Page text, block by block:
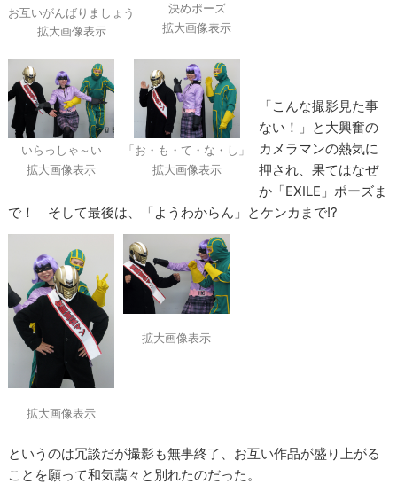
お互いがんばりましょう
拡大画像表示
決めポーズ
拡大画像表示
いらっしゃ～い
拡大画像表示
「お・も・て・な・し」
拡大画像表示
「こんな撮影見た事
ない！」と大興奮の
カメラマンの熱気に
押され、果てはなぜ
か「EXILE」ポーズま
で！ そして最後は、「ようわからん」とケンカまで!?
拡大画像表示
拡大画像表示
というのは冗談だが撮影も無事終了、お互い作品が盛り上がる
ことを願って和気藹々と別れたのだった。